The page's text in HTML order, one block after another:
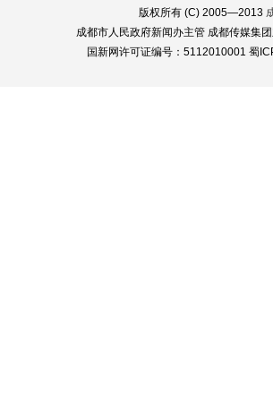
版权所有 (C) 2005—2013
成都市人民政府新闻办主管 成都传媒集
国新网许可证编号：5112010001 蜀